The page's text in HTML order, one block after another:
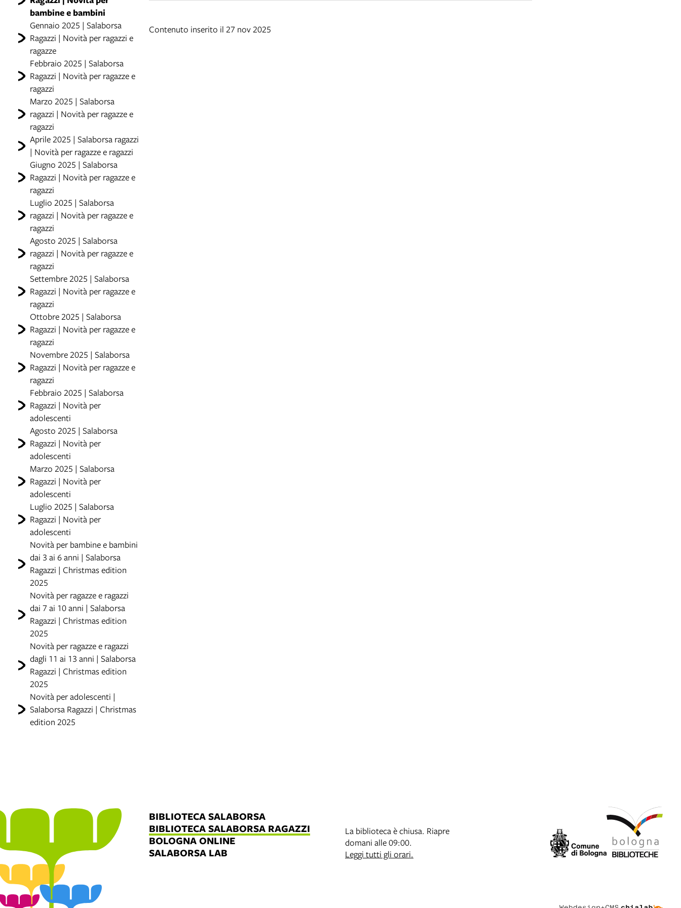
bambine e bambini
Gennaio 2025 | Salaborsa
Ragazzi | Novità per ragazzi e
ragazze
Febbraio 2025 | Salaborsa
Ragazzi | Novità per ragazze e
ragazzi
Marzo 2025 | Salaborsa
ragazzi | Novità per ragazze e
ragazzi
Aprile 2025 | Salaborsa ragazzi
| Novità per ragazze e ragazzi
Giugno 2025 | Salaborsa
Ragazzi | Novità per ragazze e
ragazzi
Luglio 2025 | Salaborsa
ragazzi | Novità per ragazze e
ragazzi
Agosto 2025 | Salaborsa
ragazzi | Novità per ragazze e
ragazzi
Settembre 2025 | Salaborsa
Ragazzi | Novità per ragazze e
ragazzi
Ottobre 2025 | Salaborsa
Ragazzi | Novità per ragazze e
ragazzi
Novembre 2025 | Salaborsa
Ragazzi | Novità per ragazze e
ragazzi
Febbraio 2025 | Salaborsa
Ragazzi | Novità per
adolescenti
Agosto 2025 | Salaborsa
Ragazzi | Novità per
adolescenti
Marzo 2025 | Salaborsa
Ragazzi | Novità per
adolescenti
Luglio 2025 | Salaborsa
Ragazzi | Novità per
adolescenti
Novità per bambine e bambini
dai 3 ai 6 anni | Salaborsa
Ragazzi | Christmas edition
2025
Novità per ragazze e ragazzi
dai 7 ai 10 anni | Salaborsa
Ragazzi | Christmas edition
2025
Novità per ragazze e ragazzi
dagli 11 ai 13 anni | Salaborsa
Ragazzi | Christmas edition
2025
Novità per adolescenti |
Salaborsa Ragazzi | Christmas
edition 2025
Contenuto inserito il 27 nov 2025
BIBLIOTECA SALABORSA
BIBLIOTECA SALABORSA RAGAZZI
BOLOGNA ONLINE
SALABORSA LAB
La biblioteca è chiusa. Riapre
domani alle 09:00.
Leggi tutti gli orari.